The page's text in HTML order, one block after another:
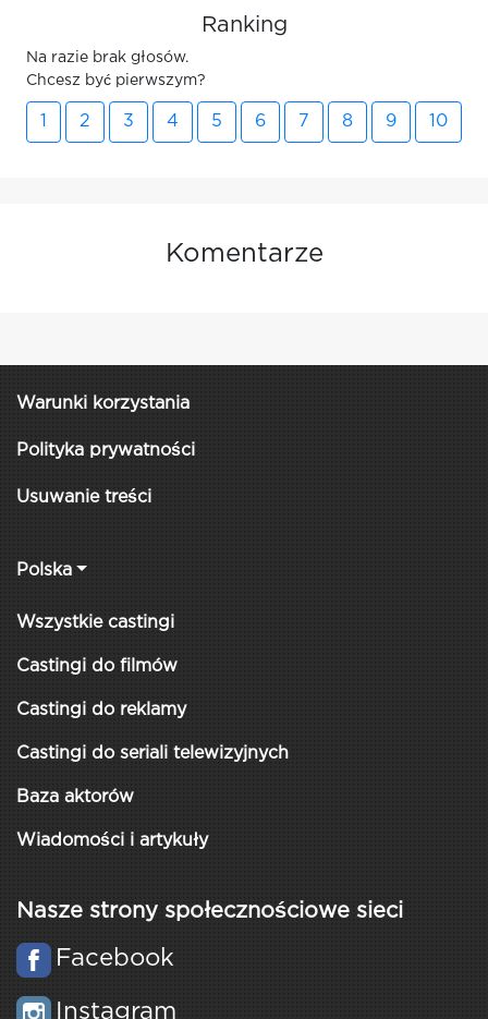
Ranking
Na razie brak głosów.
Chcesz być pierwszym?
2 3 4 5 6 7 8 9 10
Komentarze
Warunki korzystania
Polityka prywatności
Usuwanie treści
Polska
Wszystkie castingi
Castingi do filmów
Castingi do reklamy
Castingi do seriali telewizyjnych
Baza aktorów
Wiadomości i artykuły
Nasze strony społecznościowe sieci
Facebook
Instagram